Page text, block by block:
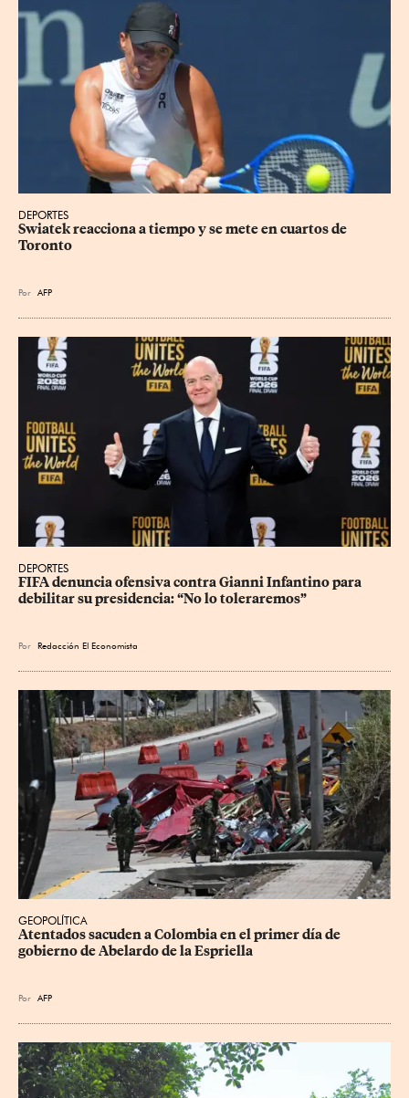
DEPORTES
Swiatek reacciona a tiempo y se mete en cuartos de
Toronto
Por AFP
DEPORTES
FIFA denuncia ofensiva contra Gianni Infantino para
debilitar su presidencia: “No lo toleraremos”
Por Redacción El Economista
GEOPOLÍTICA
Atentados sacuden a Colombia en el primer día de
gobierno de Abelardo de la Espriella
Por AFP